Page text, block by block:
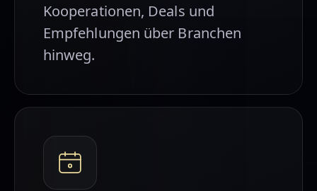
Kooperationen, Deals und
Empfehlungen über Branchen
hinweg.